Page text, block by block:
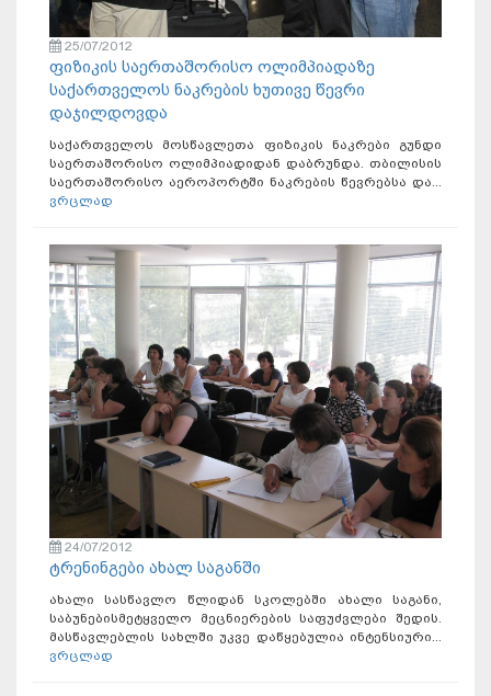
25/07/2012
ფიზიკის საერთაშორისო ოლიმპიადაზე
საქართველოს ნაკრების ხუთივე წევრი
დაჯილდოვდა
საქართველოს მოსწავლეთა ფიზიკის ნაკრები გუნდი
საერთაშორისო ოლიმპიადიდან დაბრუნდა. თბილისის
საერთაშორისო აეროპორტში ნაკრების წევრებსა და...
ვრცლად
24/07/2012
ტრენინგები ახალ საგანში
ახალი სასწავლო წლიდან სკოლებში ახალი საგანი,
საბუნებისმეტყველო მეცნიერების საფუძვლები შედის.
მასწავლებლის სახლში უკვე დაწყებულია ინტენსიური...
ვრცლად